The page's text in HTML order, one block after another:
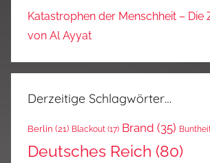
Katastrophen der Menschheit – Die
von Al Ayyat
Derzeitige Schlagwörter…
Berlin (21) Blackout (17) Brand (35)
Deutsches Reich (80)